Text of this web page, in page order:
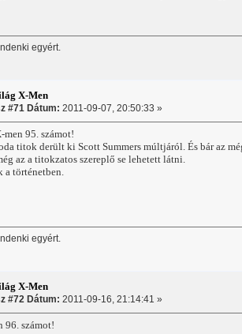
egyért.
X-Men
#71 Dátum: 2011-09-07, 20:50:33 »
95. számot!
titok derült ki Scott Summers múltjáról. És bár az
az a titokzatos szereplő se lehetett látni.
történetben.
egyért.
X-Men
#72 Dátum: 2011-09-16, 21:14:41 »
96. számot!